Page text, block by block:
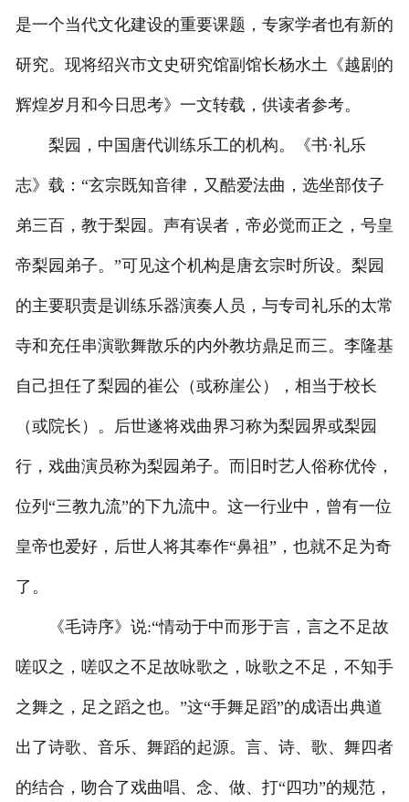
是一个当代文化建设的重要课题，专家学者也有新的
研究。现将绍兴市文史研究馆副馆长杨水土《越剧的
辉煌岁月和今日思考》一文转载，供读者参考。
梨园，中国唐代训练乐工的机构。《书·礼乐
志》载：“玄宗既知音律，又酷爱法曲，选坐部伎子
弟三百，教于梨园。声有误者，帝必觉而正之，号皇
帝梨园弟子。”可见这个机构是唐玄宗时所设。梨园
的主要职责是训练乐器演奏人员，与专司礼乐的太常
寺和充任串演歌舞散乐的内外教坊鼎足而三。李隆基
自己担任了梨园的崔公（或称崖公），相当于校长
（或院长）。后世遂将戏曲界习称为梨园界或梨园
行，戏曲演员称为梨园弟子。而旧时艺人俗称优伶，
位列“三教九流”的下九流中。这一行业中，曾有一位
皇帝也爱好，后世人将其奉作“鼻祖”，也就不足为奇
了。
《毛诗序》说:“情动于中而形于言，言之不足故
嗟叹之，嗟叹之不足故咏歌之，咏歌之不足，不知手
之舞之，足之蹈之也。”这“手舞足蹈”的成语出典道
出了诗歌、音乐、舞蹈的起源。言、诗、歌、舞四者
的结合，吻合了戏曲唱、念、做、打“四功”的规范，